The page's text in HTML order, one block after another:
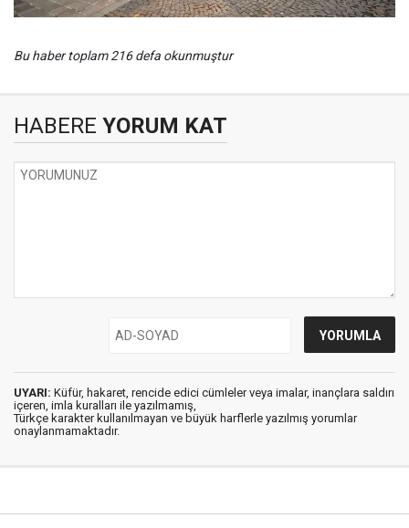
Bu haber toplam 216 defa okunmuştur
HABERE YORUM KAT
UYARI: Küfür, hakaret, rencide edici cümleler veya imalar, inançlara saldırı
içeren, imla kuralları ile yazılmamış,
Türkçe karakter kullanılmayan ve büyük harflerle yazılmış yorumlar
onaylanmamaktadır.